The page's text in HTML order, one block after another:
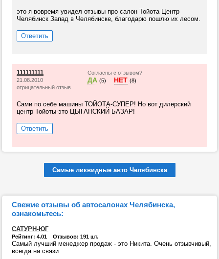
это я вовремя увидел отзывы про салон Тойота Центр
Челябинск Запад в Челябинске, благодарю пошлю их лесом.
Ответить
111111111
21.08.2010
отрицательный отзыв
Согласны с отзывом?
ДА (5) НЕТ (8)
Сами по себе машины ТОЙОТА-СУПЕР! Но вот дилерский
центр Тойоты-это ЦЫГАНСКИЙ БАЗАР!
Ответить
Самые ликвидные авто Челябинска
Свежие отзывы об автосалонах Челябинска,
ознакомьтесь:
САТУРН-ЮГ
Рейтинг: 4.01 Отзывов: 191 шт.
Самый лучший менеджер продаж - это Никита. Очень отзывчивый,
всегда на связи